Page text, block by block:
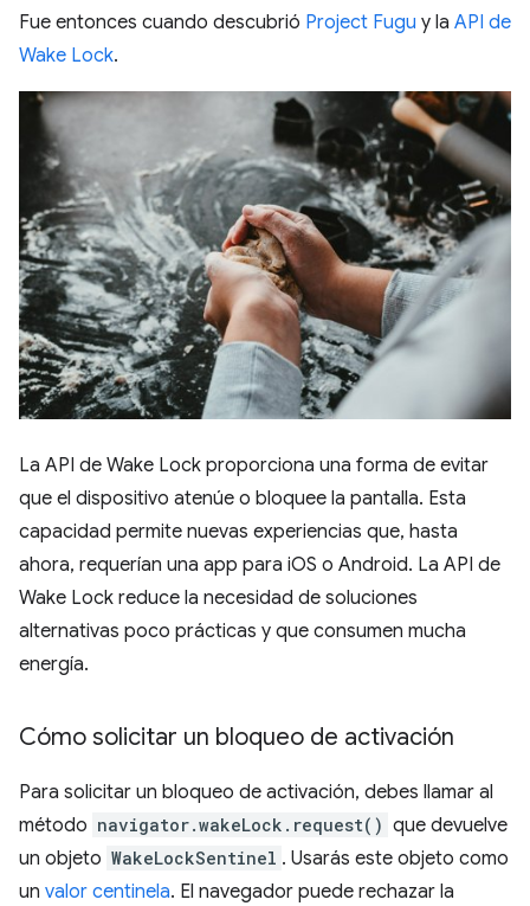
Fue entonces cuando descubrió Project Fugu y la API de
Wake Lock.
La API de Wake Lock proporciona una forma de evitar
que el dispositivo atenúe o bloquee la pantalla. Esta
capacidad permite nuevas experiencias que, hasta
ahora, requerían una app para iOS o Android. La API de
Wake Lock reduce la necesidad de soluciones
alternativas poco prácticas y que consumen mucha
energía.
Cómo solicitar un bloqueo de activación
Para solicitar un bloqueo de activación, debes llamar al
método navigator.wakeLock.request() que devuelve
un objeto WakeLockSentinel . Usarás este objeto como
un valor centinela. El navegador puede rechazar la